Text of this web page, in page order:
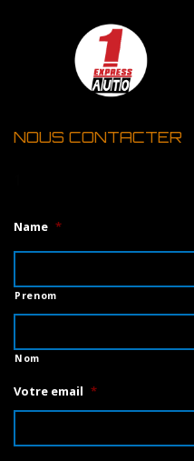
NOUS CONTACTER
Name *
Prenom
Nom
Votre email *